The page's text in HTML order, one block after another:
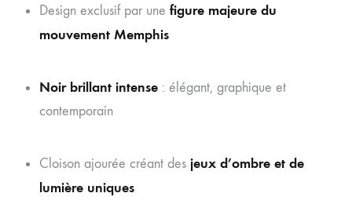
Design exclusif par une figure majeure du
mouvement Memphis
Noir brillant intense : élégant, graphique et
contemporain
Cloison ajourée créant des jeux d’ombre et de
lumière uniques